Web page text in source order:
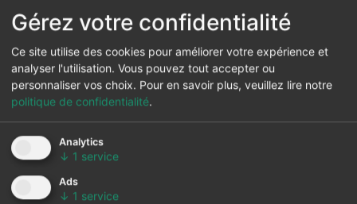
Gérez votre confidentialité
Ce site utilise des cookies pour améliorer votre expérience et
analyser l'utilisation. Vous pouvez tout accepter ou
personnaliser vos choix. Pour en savoir plus, veuillez lire notre
politique de confidentialité.
Analytics
↓ 1 service
Ads
↓ 1 service